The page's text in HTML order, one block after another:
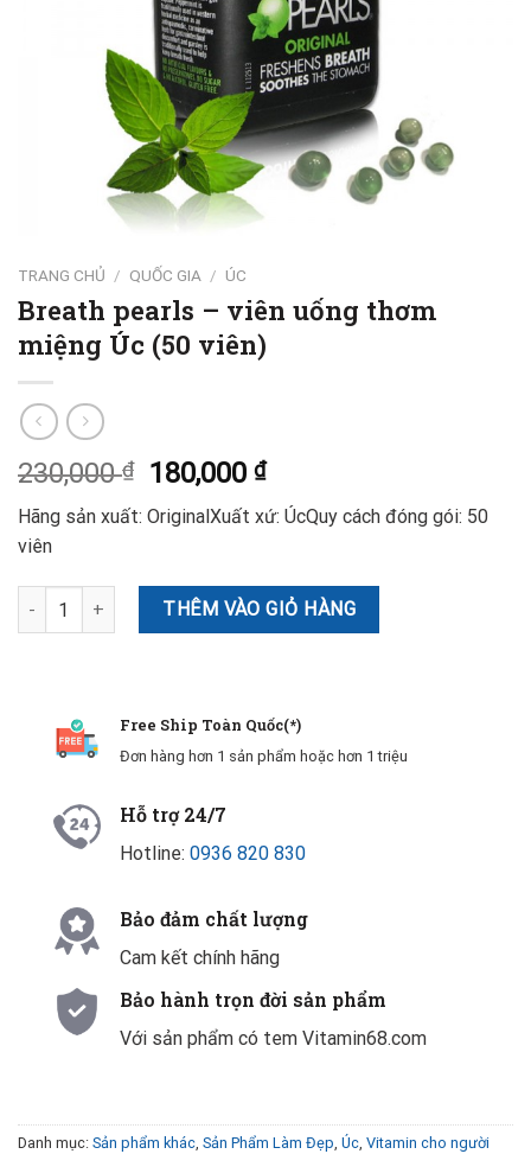
TRANG CHỦ / QUỐC GIA / ÚC
Breath pearls – viên uống thơm
miệng Úc (50 viên)
230,000₫ 180,000₫
Hãng sản xuất: OriginalXuất xứ: ÚcQuy cách đóng gói: 50
viên
Breath pearls - viên uống thơm miệng Úc (50 viên) số lượng
THÊM VÀO GIỎ HÀNG
Free Ship Toàn Quốc(*)
Đơn hàng hơn 1 sản phẩm hoặc hơn 1 triệu
Hỗ trợ 24/7
Hotline: 0936 820 830
Bảo đảm chất lượng
Cam kết chính hãng
Bảo hành trọn đời sản phẩm
Với sản phẩm có tem Vitamin68.com
Danh mục: Sản phẩm khác, Sản Phẩm Làm Đẹp, Úc, Vitamin cho người